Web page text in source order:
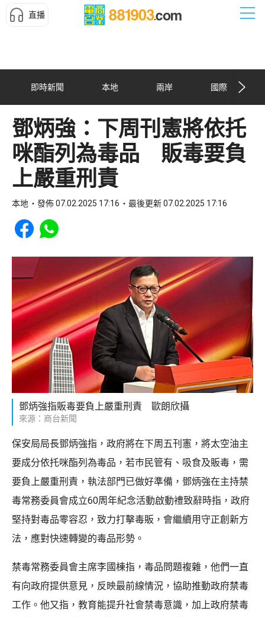
直播
即時新聞 本地 兩岸 國際
鄧炳強：下周刊憲將依托
咪酯列為毒品 販毒要負
上嚴重刑責
本地 發佈 07.02.2025 17:16 最後更新 07.02.2025 17:16
Share to Facebook
Share to WhatsApp
鄧炳強指販毒要負上嚴重刑責 歐朗欣攝
來源：商台新聞
保安局局長鄧炳強指，政府將在下周五刊憲，將太空油主
要成分依托咪酯列為毒品，若巿民管有、吸食及販毒，需
要負上嚴重刑責，執法部門已做好準備，鄧炳強在主持禁
毒常務委員會成立60周年紀念活動啟動禮致辭時指，政府
堅持對毒品零容忍，致力打擊毒販，會繼續用守正創新方
法，應對快速轉變的毒品形勢。
禁毒常務委員會主席李國棟指，毒品問題複雜，他們一直
有向政府提供意見，反映最前線情況，協助推動政府禁毒
工作。他又指，教育能提升社會禁毒意識，加上政府禁毒